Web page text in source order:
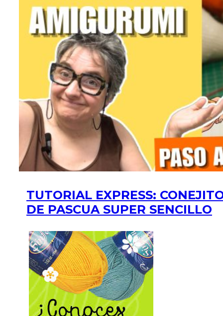
TUTORIAL EXPRESS:
DE PASCUA SUPER SENCILLO